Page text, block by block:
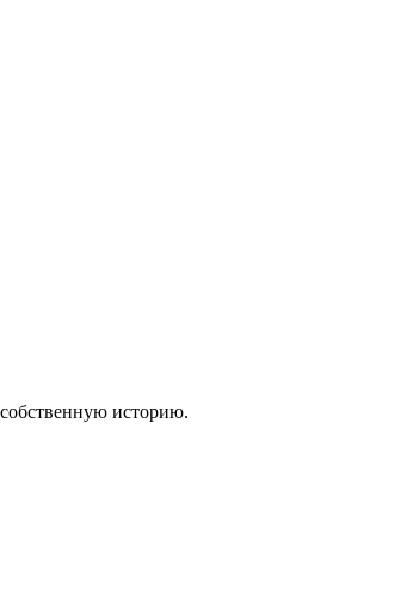
историю.